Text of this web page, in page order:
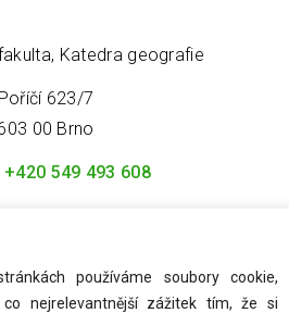
používáme soubory cookie,
nejrelevantnější zážitek tím, že si
Katedra geografie
Poříčí 623/7
00 Brno
+420 549 493 608